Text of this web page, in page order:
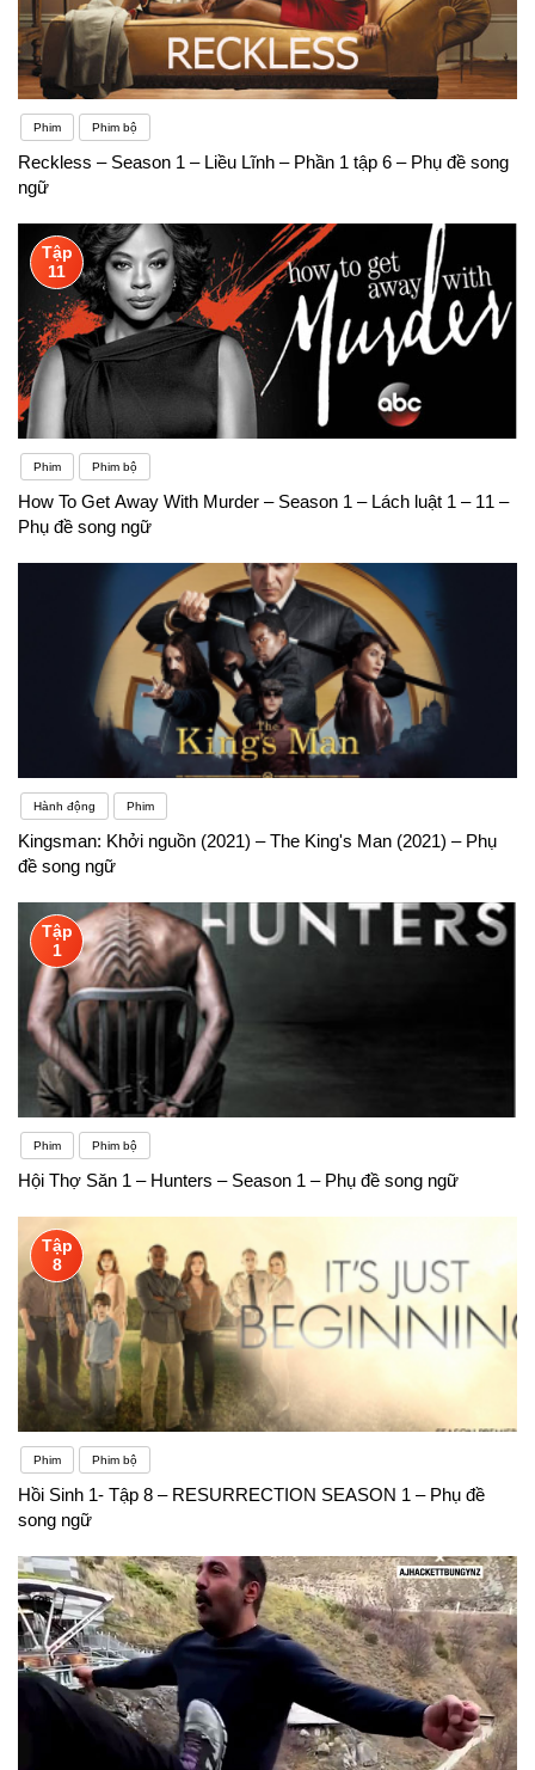
Phim Phim bộ
Reckless – Season 1 – Liều Lĩnh – Phần 1 tập 6 – Phụ đề song
ngữ
Tập
11
Phim Phim bộ
How To Get Away With Murder – Season 1 – Lách luật 1 – 11 –
Phụ đề song ngữ
Hành động Phim
Kingsman: Khởi nguồn (2021) – The King's Man (2021) – Phụ
đề song ngữ
Tập
1
Phim Phim bộ
Hội Thợ Săn 1 – Hunters – Season 1 – Phụ đề song ngữ
Tập
8
Phim Phim bộ
Hồi Sinh 1- Tập 8 – RESURRECTION SEASON 1 – Phụ đề
song ngữ